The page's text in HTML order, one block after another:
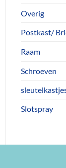
Overig
Postkast/
Raam
Schroeven
Slotspray